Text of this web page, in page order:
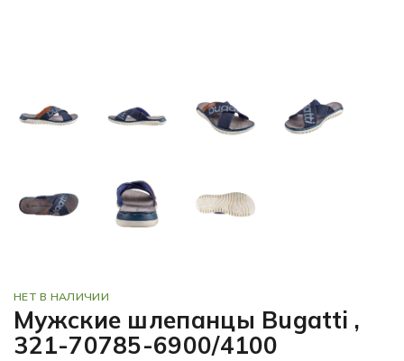
НЕТ В НАЛИЧИИ
Мужские шлепанцы Bugatti ,
321-70785-6900/4100